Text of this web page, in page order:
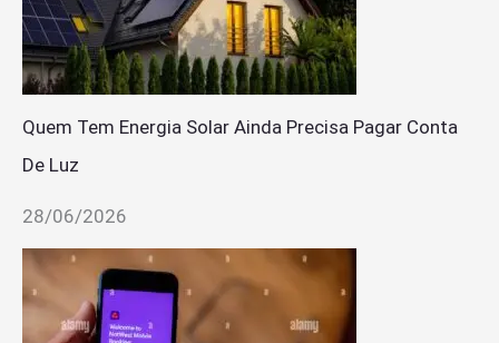
Quem Tem Energia Solar Ainda Precisa Pagar Conta
De Luz
28/06/2026